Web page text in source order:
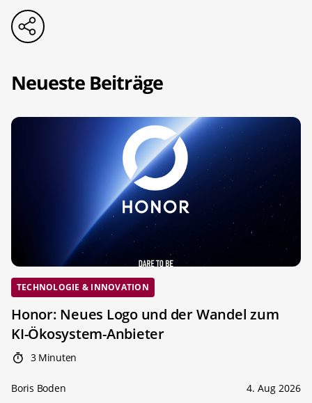
Neueste Beiträge
TECHNOLOGIE & INNOVATION
Honor: Neues Logo und der Wandel zum
KI-Ökosystem-Anbieter
3 Minuten
Boris Boden 4. Aug 2026